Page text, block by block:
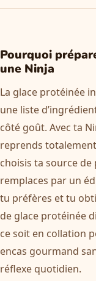
Pourquoi
une Ninja
La glace protéinée
une liste
côté goût. Avec ta
reprends
choisis ta source
remplaces par un
tu préfères et tu
de glace protéinée
ce soit en collation
encas gourmand
réflexe quotidien.